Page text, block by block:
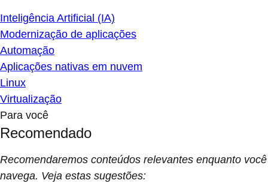
Inteligência Artificial (IA)
Modernização de aplicações
Automação
Aplicações nativas em nuvem
Linux
Virtualização
Para você
Recomendado
Recomendaremos conteúdos relevantes enquanto você
navega. Veja estas sugestões: